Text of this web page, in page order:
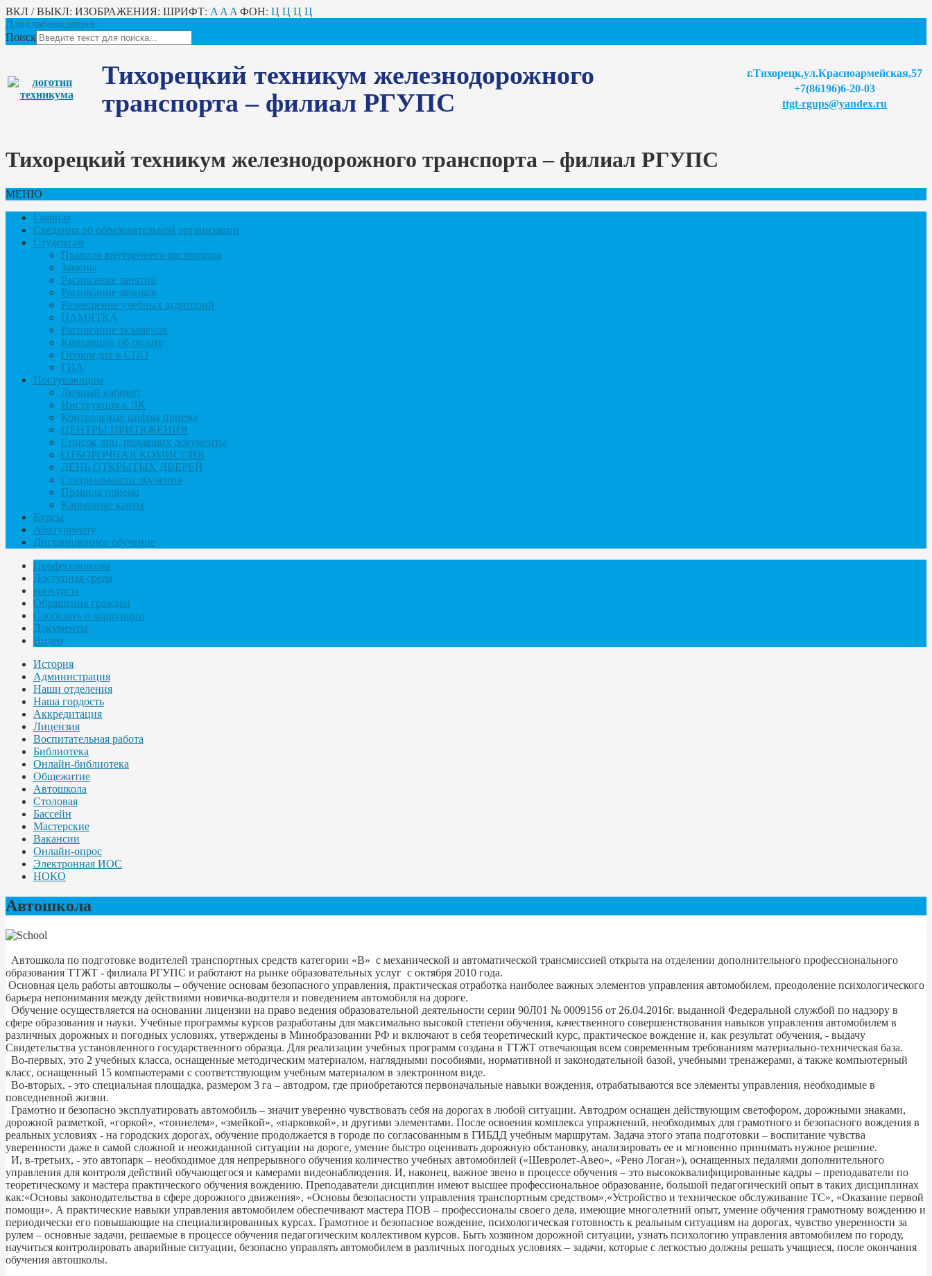
ВКЛ / ВЫКЛ: ИЗОБРАЖЕНИЯ: ШРИФТ: A A A ФОН: Ц Ц Ц Ц
Для слабовидящих
Поиск
Тихорецкий техникум железнодорожного
транспорта – филиал РГУПС
г.Тихорецк,ул.Красноармейская,57
+7(86196)6-20-03
ttgt-rgups@yandex.ru
Тихорецкий техникум железнодорожного транспорта – филиал РГУПС
МЕНЮ
Главная
Сведения об образовательной организации
Студентам
Правила внутреннего распорядка
Замены
Расписание занятий
Расписание звонков
Размещение учебных аудиторий
ПАМЯТКА
Расписание экзаменов
Квитанции об оплате
Обркредит в СПО
ГИА
Поступающим
Личный кабинет
Инструкция к ЛК
Контрольные цифры приема
ЦЕНТРЫ ПРИТЯЖЕНИЯ
Список лиц, подавших документы
ОТБОРОЧНАЯ КОМИССИЯ
ДЕНЬ ОТКРЫТЫХ ДВЕРЕЙ
Специальности обучения
Правила приема
Карьерные карты
Курсы
Абитуриенту
Дистанционное обучение
Профессионалы
Доступная среда
конкурсы
Обращения граждан
Сообщить о коррупции
Документы
Видео
История
Администрация
Наши отделения
Наша гордость
Аккредитация
Лицензия
Воспитательная работа
Библиотека
Онлайн-библиотека
Общежитие
Автошкола
Столовая
Бассейн
Мастерские
Вакансии
Онлайн-опрос
Электронная ИОС
НОКО
Автошкола
Автошкола по подготовке водителей транспортных средств категории «В» с механической и автоматической трансмиссией открыта на отделении дополнительного профессионального
образования ТТЖТ - филиала РГУПС и работают на рынке образовательных услуг с октября 2010 года.
Основная цель работы автошколы – обучение основам безопасного управления, практическая отработка наиболее важных элементов управления автомобилем, преодоление психологического
барьера непонимания между действиями новичка-водителя и поведением автомобиля на дороге.
Обучение осуществляется на основании лицензии на право ведения образовательной деятельности серии 90Л01 № 0009156 от 26.04.2016г. выданной Федеральной службой по надзору в
сфере образования и науки. Учебные программы курсов разработаны для максимально высокой степени обучения, качественного совершенствования навыков управления автомобилем в
различных дорожных и погодных условиях, утверждены в Минобразовании РФ и включают в себя теоретический курс, практическое вождение и, как результат обучения, - выдачу
Свидетельства установленного государственного образца. Для реализации учебных программ создана в ТТЖТ отвечающая всем современным требованиям материально-техническая база.
Во-первых, это 2 учебных класса, оснащенные методическим материалом, наглядными пособиями, нормативной и законодательной базой, учебными тренажерами, а также компьютерный
класс, оснащенный 15 компьютерами с соответствующим учебным материалом в электронном виде.
Во-вторых, - это специальная площадка, размером 3 га – автодром, где приобретаются первоначальные навыки вождения, отрабатываются все элементы управления, необходимые в
повседневной жизни.
Грамотно и безопасно эксплуатировать автомобиль – значит уверенно чувствовать себя на дорогах в любой ситуации. Автодром оснащен действующим светофором, дорожными знаками,
дорожной разметкой, «горкой», «тоннелем», «змейкой», «парковкой», и другими элементами. После освоения комплекса упражнений, необходимых для грамотного и безопасного вождения в
реальных условиях - на городских дорогах, обучение продолжается в городе по согласованным в ГИБДД учебным маршрутам. Задача этого этапа подготовки – воспитание чувства
уверенности даже в самой сложной и неожиданной ситуации на дороге, умение быстро оценивать дорожную обстановку, анализировать ее и мгновенно принимать нужное решение.
И, в-третьих, - это автопарк – необходимое для непрерывного обучения количество учебных автомобилей («Шевролет-Авео», «Рено Логан»), оснащенных педалями дополнительного
управления для контроля действий обучающегося и камерами видеонаблюдения. И, наконец, важное звено в процессе обучения – это высококвалифицированные кадры – преподаватели по
теоретическому и мастера практического обучения вождению. Преподаватели дисциплин имеют высшее профессиональное образование, большой педагогический опыт в таких дисциплинах
как:«Основы законодательства в сфере дорожного движения», «Основы безопасности управления транспортным средством»,«Устройство и техническое обслуживание ТС», «Оказание первой
помощи». А практические навыки управления автомобилем обеспечивают мастера ПОВ – профессионалы своего дела, имеющие многолетний опыт, умение обучения грамотному вождению и
периодически его повышающие на специализированных курсах. Грамотное и безопасное вождение, психологическая готовность к реальным ситуациям на дорогах, чувство уверенности за
рулем – основные задачи, решаемые в процессе обучения педагогическим коллективом курсов. Быть хозяином дорожной ситуации, узнать психологию управления автомобилем по городу,
научиться контролировать аварийные ситуации, безопасно управлять автомобилем в различных погодных условиях – задачи, которые с легкостью должны решать учащиеся, после окончания
обучения автошколы.